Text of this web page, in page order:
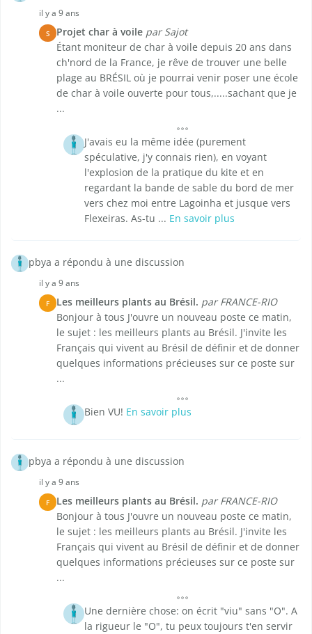
il y a 9 ans
S Projet char à voile par Sajot
Étant moniteur de char à voile depuis 20 ans dans
ch'nord de la France, je rêve de trouver une belle
plage au BRÉSIL où je pourrai venir poser une école
de char à voile ouverte pour tous,.....sachant que je
...
J'avais eu la même idée (purement
spéculative, j'y connais rien), en voyant
l'explosion de la pratique du kite et en
regardant la bande de sable du bord de mer
vers chez moi entre Lagoinha et jusque vers
Flexeiras. As-tu ... En savoir plus
pbya a répondu à une discussion
il y a 9 ans
F Les meilleurs plants au Brésil. par FRANCE-RIO
Bonjour à tous J'ouvre un nouveau poste ce matin,
le sujet : les meilleurs plants au Brésil. J'invite les
Français qui vivent au Brésil de définir et de donner
quelques informations précieuses sur ce poste sur
...
Bien VU! En savoir plus
pbya a répondu à une discussion
il y a 9 ans
F Les meilleurs plants au Brésil. par FRANCE-RIO
Bonjour à tous J'ouvre un nouveau poste ce matin,
le sujet : les meilleurs plants au Brésil. J'invite les
Français qui vivent au Brésil de définir et de donner
quelques informations précieuses sur ce poste sur
...
Une dernière chose: on écrit "viu" sans "O". A
la rigueur le "O", tu peux toujours t'en servir